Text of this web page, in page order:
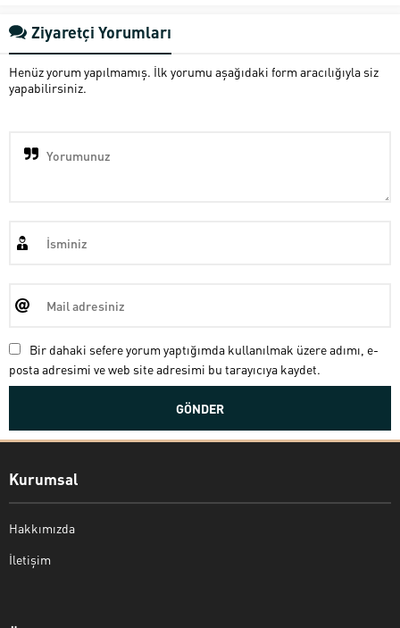
Ziyaretçi Yorumları
Henüz yorum yapılmamış. İlk yorumu aşağıdaki form aracılığıyla siz
yapabilirsiniz.
Bir dahaki sefere yorum yaptığımda kullanılmak üzere adımı, e-
posta adresimi ve web site adresimi bu tarayıcıya kaydet.
Kurumsal
Hakkımızda
İletişim